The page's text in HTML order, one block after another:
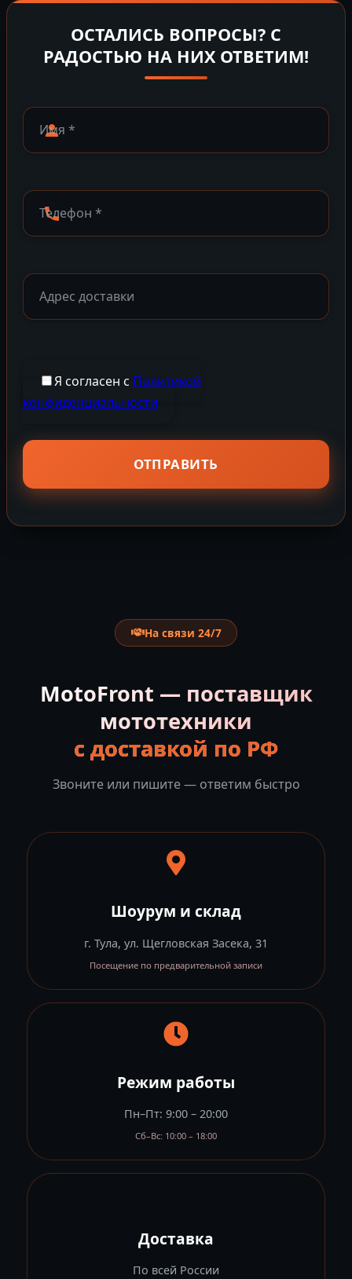
ОСТАЛИСЬ ВОПРОСЫ? С
РАДОСТЬЮ НА НИХ ОТВЕТИМ!
Я согласен с Политикой
конфиденциальности
На связи 24/7
MotoFront — поставщик
мототехники
с доставкой по РФ
Звоните или пишите — ответим быстро
Шоурум и склад
г. Тула, ул. Щегловская Засека, 31
Посещение по предварительной записи
Режим работы
Пн–Пт: 9:00 – 20:00
Сб–Вс: 10:00 – 18:00
Доставка
По всей России